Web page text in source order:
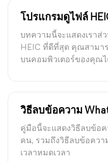
โปรแกรมดูไฟล์
Windows 11, 10, 8, 7
บทความนี้จะแสดงเราส่
HEIC ที่ดีที่สุด คุณสามา
บนคอมพิวเตอร์ของคุณไ
วิธีลบข้อความ
หลังจากเวลานาน
คู่มือนี้จะแสดงวิธีลบข้อค
คน, รวมถึงวิธีลบข้อควา
เวลาหมดเวลา